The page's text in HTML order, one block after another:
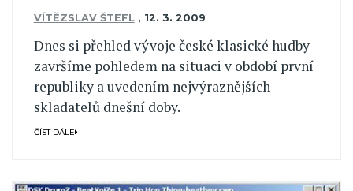
VÍTĚZSLAV ŠTEFL , 12. 3. 2009
Dnes si přehled vývoje české klasické hudby
završíme pohledem na situaci v období první
republiky a uvedením nejvýraznějších
skladatelů dnešní doby.
ČÍST DÁLE